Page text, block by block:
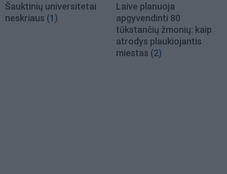
Šauktinių universitetai
neskriaus (1)
Laive planuoja
apgyvendinti 80
tūkstančių žmonių: kaip
atrodys plaukiojantis
miestas (2)